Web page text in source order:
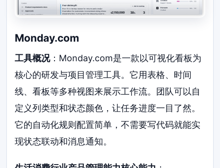
Monday.com
工具概况：Monday.com是一款以可视化看板为
核心的研发与项目管理工具。它用表格、时间
线、看板等多种视图来展示工作流。团队可以自
定义列类型和状态颜色，让任务进度一目了然。
它的自动化规则配置简单，不需要写代码就能实
现状态联动和消息通知。